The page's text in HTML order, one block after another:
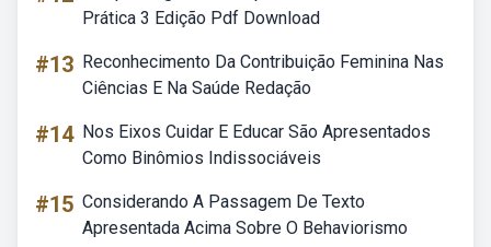
Prática 3 Edição Pdf Download
#13 Reconhecimento Da Contribuição Feminina Nas
Ciências E Na Saúde Redação
#14 Nos Eixos Cuidar E Educar São Apresentados
Como Binômios Indissociáveis
#15 Considerando A Passagem De Texto
Apresentada Acima Sobre O Behaviorismo